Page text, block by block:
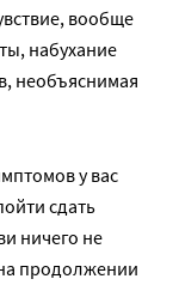
вообще
набухание
необъяснимая
у вас
сдать
ничего не
продолжении